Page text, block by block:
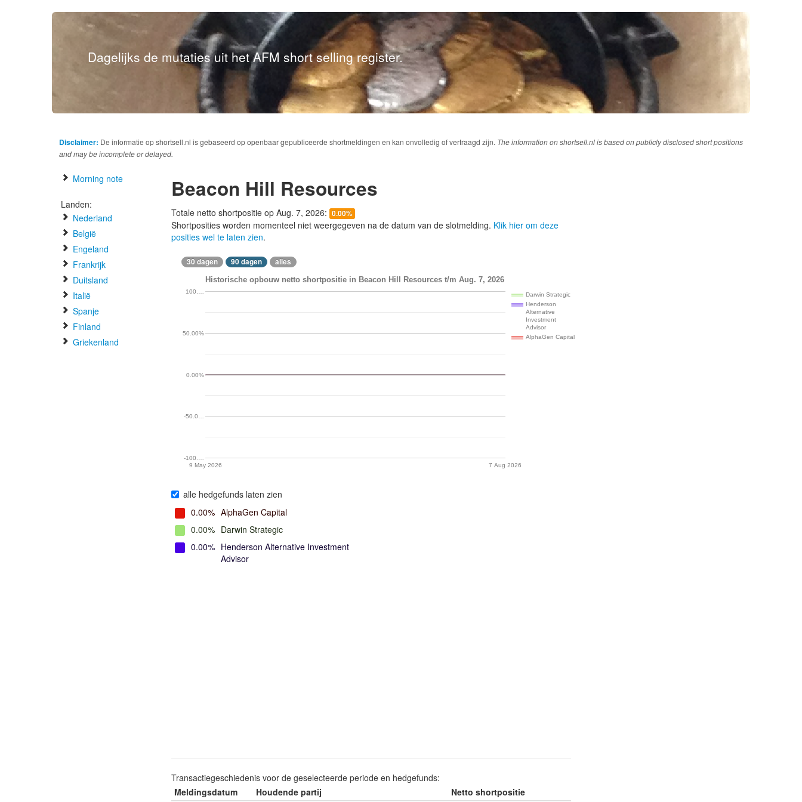
Dagelijks de mutaties uit het AFM short selling register.
Disclaimer: De informatie op shortsell.nl is gebaseerd op openbaar gepubliceerde shortmeldingen en kan onvolledig of vertraagd zijn. The information on shortsell.nl is based on publicly disclosed short positions
and may be incomplete or delayed.
Morning note
Landen:
Nederland
België
Engeland
Frankrijk
Duitsland
Italië
Spanje
Finland
Griekenland
Beacon Hill Resources
Totale netto shortpositie op Aug. 7, 2026: 0.00%
Shortposities worden momenteel niet weergegeven na de datum van de slotmelding. Klik hier om deze
posities wel te laten zien.
30 dagen 90 dagen alles
Historische opbouw netto shortpositie in Beacon Hill Resources t/m Aug. 7, 2026
Darwin Strategic
Henderson
Alternative
Investment
Advisor
AlphaGen Capital
9 May 2026 7 Aug 2026
-100.…
-50.0…
0.00%
50.00%
100.…
alle hedgefunds laten zien
0.00% AlphaGen Capital
0.00% Darwin Strategic
0.00% Henderson Alternative Investment
Advisor
Transactiegeschiedenis voor de geselecteerde periode en hedgefunds:
Meldingsdatum
Houdende partij Netto shortpositie